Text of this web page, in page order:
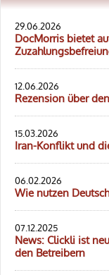
29.06.2026
DocMorris bietet
12.06.2026
Rezension über
15.03.2026
Iran-Konflikt und
06.02.2026
Wie nutzen
07.12.2025
News: Clickli ist
den Betreibern